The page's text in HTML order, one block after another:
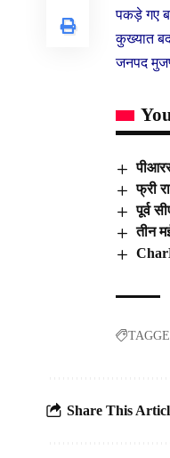
पकड़े गए
कुख्यात
जनपद
फ्री
पूर्व
तीन
Share This